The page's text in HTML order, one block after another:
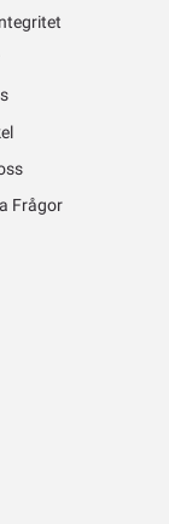
Frågor